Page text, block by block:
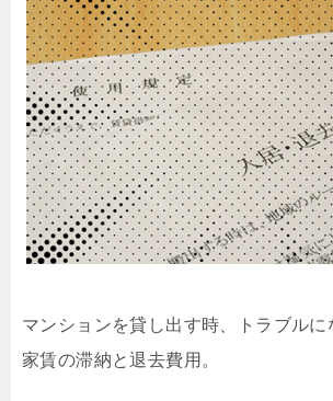
マンションを貸し出す時、トラブルに
家賃の滞納と退去費用。